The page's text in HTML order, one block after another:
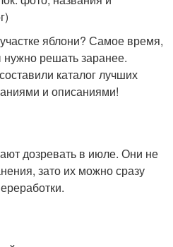
яблони? Самое время,
нужно решать заранее.
каталог лучших
и описаниями!
дозревать в июле. Они не
зато их можно сразу